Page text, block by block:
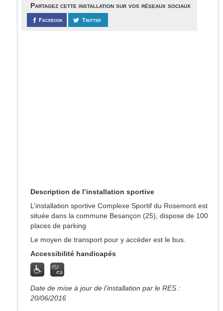
Partagez cette installation sur vos réseaux sociaux
Facebook Twitter
Description de l’installation sportive
L’installation sportive Complexe Sportif du Rosemont est
située dans la commune Besançon (25), dispose de 100
places de parking
Le moyen de transport pour y accéder est le bus.
Accessibilité handicapés
Date de mise à jour de l’installation par le RES :
20/06/2016